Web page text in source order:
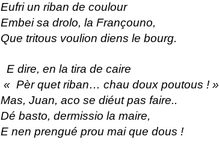
Eufri un riban de coulour
Embei sa drolo, la Françouno,
Que tritous voulion diens le bourg.
E dire, en la tira de caire
« Pèr quet riban… chau doux poutous ! »
Mas, Juan, aco se diéut pas faire..
Dé basto, dermissio la maire,
E nen prengué prou mai que dous !